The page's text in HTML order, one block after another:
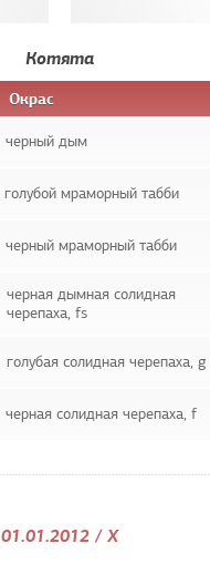
Котята
Окрас
черный дым
голубой мраморный табби
черный мраморный табби
черная дымная солидная
черепаха, fs
голубая солидная черепаха, g
черная солидная черепаха, f
01.01.2012 / X